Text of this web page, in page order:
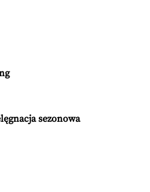
sezonowa